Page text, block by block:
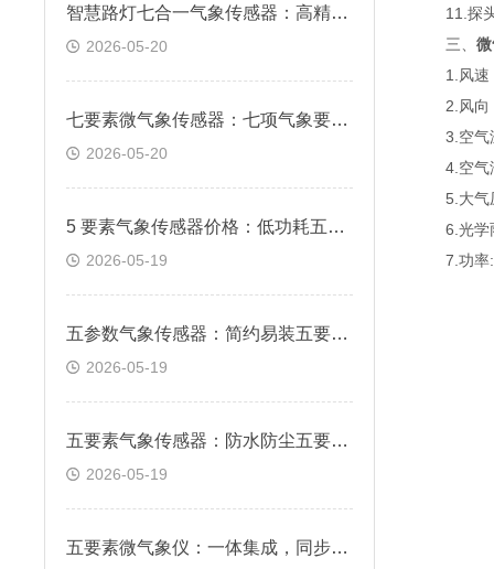
智慧路灯七合一气象传感器：高精度传感内核 精准捕捉细微气象变化
2026-05-20
七要素微气象传感器：七项气象要素集成 一机集齐全域环境数据
2026-05-20
5 要素气象传感器价格：低功耗五要素监测传感器 多场地通用适配
2026-05-19
五参数气象传感器：简约易装五要素气象设备 快速布设省时省力
2026-05-19
五要素气象传感器：防水防尘五要素传感器 户外长期稳定作业
2026-05-19
五要素微气象仪：一体集成，同步精准感知核心气象数据
11.探头
三、
1.风速：
2.风向：
3.空气温
4.空气湿
5.大气压
6.光学雨
7.功率